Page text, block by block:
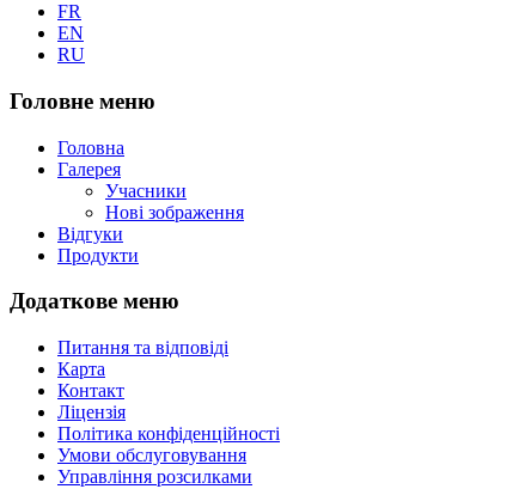
FR
EN
RU
Головне меню
Головна
Галерея
Учасники
Нові зображення
Відгуки
Продукти
Додаткове меню
Питання та відповіді
Карта
Контакт
Ліцензія
Політика конфіденційності
Умови обслуговування
Управління розсилками